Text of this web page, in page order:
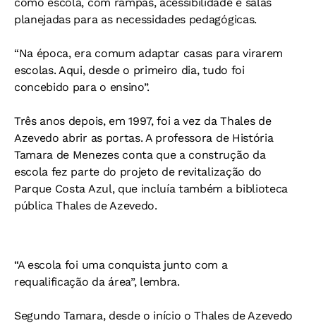
planejadas para as necessidades pedagógicas.
“Na época, era comum adaptar casas para virarem
escolas. Aqui, desde o primeiro dia, tudo foi
concebido para o ensino”.
Três anos depois, em 1997, foi a vez da Thales de
Azevedo abrir as portas. A professora de História
Tamara de Menezes conta que a construção da
escola fez parte do projeto de revitalização do
Parque Costa Azul, que incluía também a biblioteca
pública Thales de Azevedo.
“A escola foi uma conquista junto com a
requalificação da área”, lembra.
Segundo Tamara, desde o início o Thales de Azevedo